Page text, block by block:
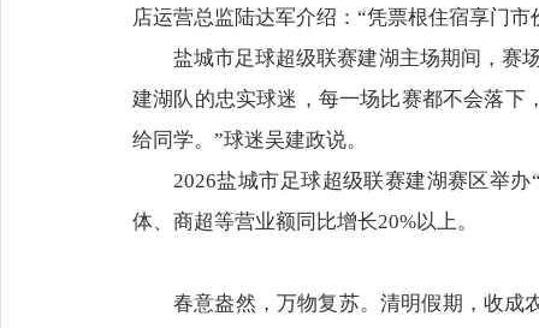
店运营总监陆达军介绍：“凭票根住宿享门
盐城市足球超级联赛建湖主场期间，赛
建湖队的忠实球迷，每一场比赛都不会落下
给同学。”球迷吴建政说。
2026盐城市足球超级联赛建湖赛区举
体、商超等营业额同比增长20%以上。
春意盎然，万物复苏。清明假期，收成